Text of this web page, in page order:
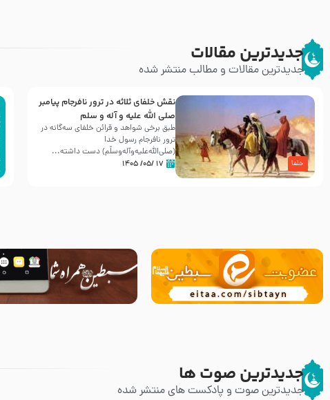
جدیدترین مقالات
جدیدترین مقالات و مطالب منتشر شده
خلفا
نقش خلفای ثلاثه در ترور نافرجام پیامبر
صلی الله علیه و آله و سلم
طبق برخی شواهد و قرائن خلفای سه‌گانه در
ترور نافرجام رسول خدا
(صلی‌الله‌علیه‌و‌آله‌وسلّم) دست داشته‌...
۱۷ /۰۵/ ۱۴۰۵
جدیدترین صوت ها
جدیدترین صوت و پادکست های منتشر شده